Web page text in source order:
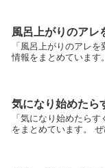
風呂上がりのアレ
「風呂上がりのアレ
情報をまとめていま
気になり始めたら
「気になり始めたら
をまとめています。